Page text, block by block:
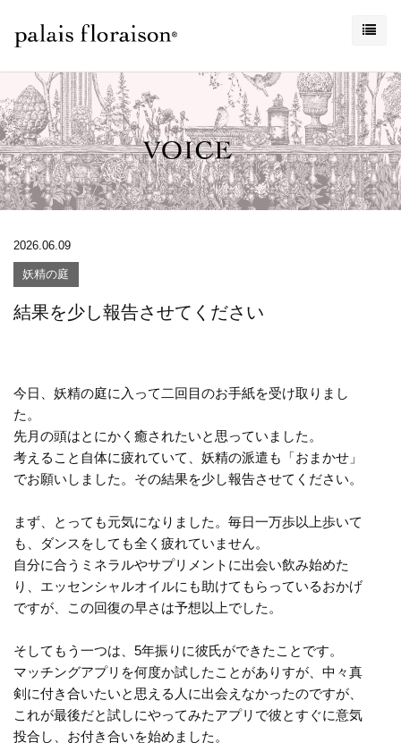
2026.06.09
妖精の庭
結果を少し報告させてください
今日、妖精の庭に入って二回目のお手紙を受け取りまし
た。
先月の頭はとにかく癒されたいと思っていました。
考えること自体に疲れていて、妖精の派遣も「おまかせ」
でお願いしました。その結果を少し報告させてください。
まず、とっても元気になりました。毎日一万歩以上歩いて
も、ダンスをしても全く疲れていません。
自分に合うミネラルやサプリメントに出会い飲み始めた
り、エッセンシャルオイルにも助けてもらっているおかげ
ですが、この回復の早さは予想以上でした。
そしてもう一つは、5年振りに彼氏ができたことです。
マッチングアプリを何度か試したことがありすが、中々真
剣に付き合いたいと思える人に出会えなかったのですが、
これが最後だと試しにやってみたアプリで彼とすぐに意気
投合し、お付き合いを始めました。